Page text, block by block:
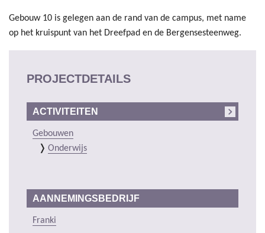
Gebouw 10 is gelegen aan de rand van de campus, met name
op het kruispunt van het Dreefpad en de Bergensesteenweg.
PROJECTDETAILS
ACTIVITEITEN
Gebouwen
Onderwijs
AANNEMINGSBEDRIJF
Franki